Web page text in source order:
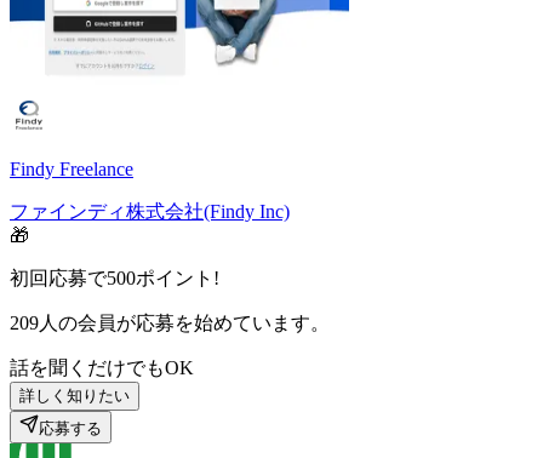
Findy Freelance
ファインディ株式会社(Findy Inc)
🎁
初回応募で500ポイント!
209人の会員が応募を始めています。
話を聞くだけでもOK
詳しく知りたい
応募する